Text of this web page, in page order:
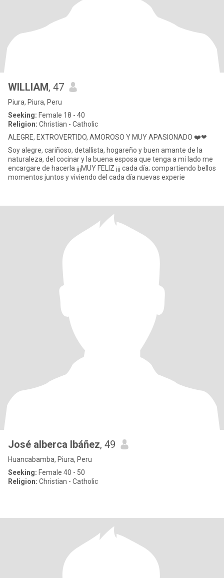
WILLIAM, 47
Piura, Piura, Peru
Seeking: Female 18 - 40
Religion: Christian - Catholic
ALEGRE, EXTROVERTIDO, AMOROSO Y MUY APASIONADO ❤️❤
Soy alegre, cariñoso, detallista, hogareño y buen amante de la
naturaleza, del cocinar y la buena esposa que tenga a mi lado me
encargare de hacerla ¡¡¡MUY FELIZ ¡¡¡ cada día; compartiendo bellos
momentos juntos y viviendo del cada día nuevas experie
José alberca Ibáñez, 49
Huancabamba, Piura, Peru
Seeking: Female 40 - 50
Religion: Christian - Catholic